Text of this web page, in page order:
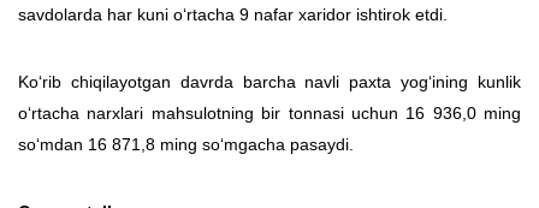
savdolarda har kuni o‘rtacha 9 nafar xaridor ishtirok etdi.
Ko‘rib chiqilayotgan davrda barcha navli paxta yog‘ining kunlik
o‘rtacha narxlari mahsulotning bir tonnasi uchun 16 936,0 ming
so‘mdan 16 871,8 ming so‘mgacha pasaydi.